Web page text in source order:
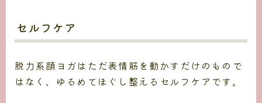
セルフケア
脱力系顔ヨガはただ表情筋を動かすだけのもので
はなく、ゆるめてほぐし整えるセルフケアです。